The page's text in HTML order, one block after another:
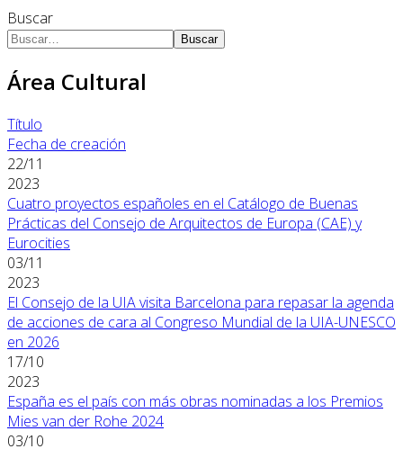
Buscar
Buscar
Área Cultural
Título
Fecha de creación
22/11
2023
Cuatro proyectos españoles en el Catálogo de Buenas
Prácticas del Consejo de Arquitectos de Europa (CAE) y
Eurocities
03/11
2023
El Consejo de la UIA visita Barcelona para repasar la agenda
de acciones de cara al Congreso Mundial de la UIA-UNESCO
en 2026
17/10
2023
España es el país con más obras nominadas a los Premios
Mies van der Rohe 2024
03/10